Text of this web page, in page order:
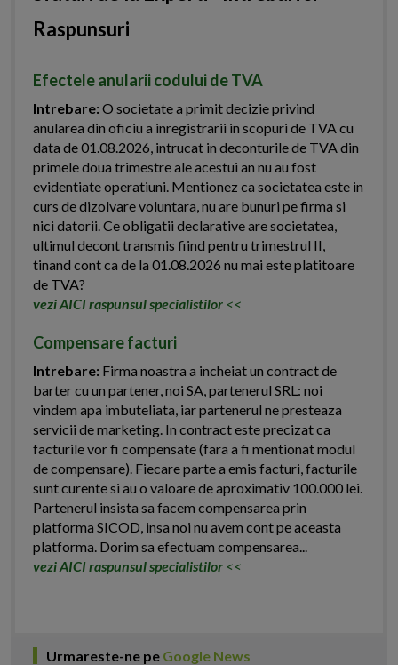
Raspunsuri
Efectele anularii codului de TVA
Intrebare:O societate a primit decizie privind
anularea din oficiu a inregistrarii in scopuri de TVA cu
data de 01.08.2026, intrucat in deconturile de TVA din
primele doua trimestre ale acestui an nu au fost
evidentiate operatiuni. Mentionez ca societatea este in
curs de dizolvare voluntara, nu are bunuri pe firma si
nici datorii. Ce obligatii declarative are societatea,
ultimul decont transmis fiind pentru trimestrul II,
tinand cont ca de la 01.08.2026 nu mai este platitoare
de TVA?
vezi AICI raspunsul specialistilor <<
Compensare facturi
Intrebare: Firma noastra a incheiat un contract de
barter cu un partener, noi SA, partenerul SRL: noi
vindem apa imbuteliata, iar partenerul ne presteaza
servicii de marketing. In contract este precizat ca
facturile vor fi compensate (fara a fi mentionat modul
de compensare). Fiecare parte a emis facturi, facturile
sunt curente si au o valoare de aproximativ 100.000 lei.
Partenerul insista sa facem compensarea prin
platforma SICOD, insa noi nu avem cont pe aceasta
platforma. Dorim sa efectuam compensarea...
vezi AICI raspunsul specialistilor <<
Urmareste-ne pe Google News